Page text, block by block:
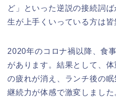
ど」といった逆説の接続詞
生が上手くいっている方は皆
2020年のコロナ禍以降、食
があります。結果として、
の疲れが消え、ランチ後の
継続力が体感で激変しまし